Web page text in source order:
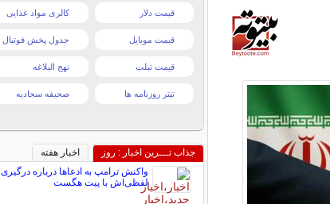
قیمت دلار کالری مواد غذایی
قیمت موبایل جدول پخش فوتبال
قیمت تبلت نهج البلاغه
تیتر روزنامه ها صحیفه سجادیه
جذاب تـــرین اخبار : روز
اخبار هفته
واکنش ترامپ به ادعاها درباره درگیری
لفظی‌اش با پیت هگست